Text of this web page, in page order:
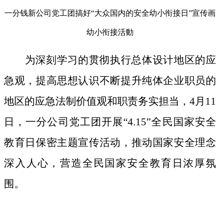
一分钱新公司党工团搞好“大众国内的安全幼小衔接日”宣传画
幼小衔接活動
为深刻学习的贯彻执行总体设计地区的应
急观，提高思想认识不断提升纯体企业职员的
地区的应急法制价值观和职责务实担当，4月11
日，一分公司党工团开展“4.15”全民国家安全
教育日保密主题宣传活动，推动国家安全理念
深入人心，营造全民国家安全教育日浓厚氛
围。